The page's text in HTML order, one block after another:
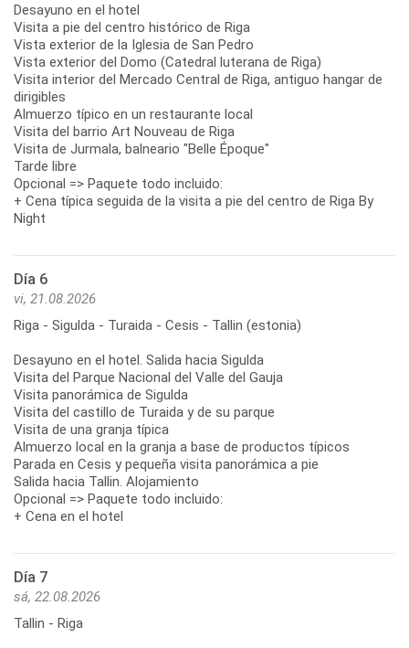
Desayuno en el hotel
Visita a pie del centro histórico de Riga
Vista exterior de la Iglesia de San Pedro
Vista exterior del Domo (Catedral luterana de Riga)
Visita interior del Mercado Central de Riga, antiguo hangar de
dirigibles
Almuerzo típico en un restaurante local
Visita del barrio Art Nouveau de Riga
Visita de Jurmala, balneario "Belle Époque"
Tarde libre
Opcional => Paquete todo incluido:
+ Cena típica seguida de la visita a pie del centro de Riga By
Night
Día 6
vi, 21.08.2026
Riga - Sigulda - Turaida - Cesis - Tallin (estonia)
Desayuno en el hotel. Salida hacia Sigulda
Visita del Parque Nacional del Valle del Gauja
Visita panorámica de Sigulda
Visita del castillo de Turaida y de su parque
Visita de una granja típica
Almuerzo local en la granja a base de productos típicos
Parada en Cesis y pequeña visita panorámica a pie
Salida hacia Tallin. Alojamiento
Opcional => Paquete todo incluido:
+ Cena en el hotel
Día 7
sá, 22.08.2026
Tallin - Riga